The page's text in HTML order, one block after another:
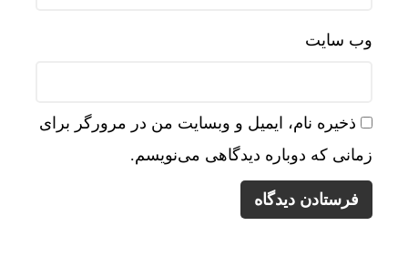
وب‌ سایت
ذخیره نام، ایمیل و وبسایت من در مرورگر برای
زمانی که دوباره دیدگاهی می‌نویسم.